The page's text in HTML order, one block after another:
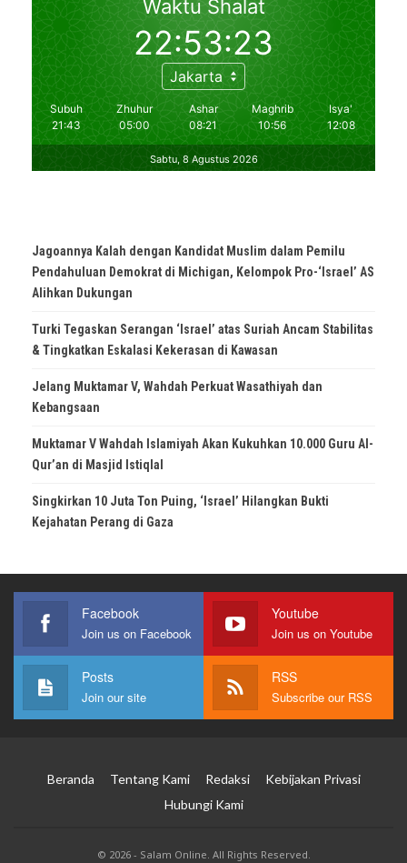
Jagoannya Kalah dengan Kandidat Muslim dalam Pemilu
Pendahuluan Demokrat di Michigan, Kelompok Pro-‘Israel’ AS
Alihkan Dukungan
Turki Tegaskan Serangan ‘Israel’ atas Suriah Ancam Stabilitas
& Tingkatkan Eskalasi Kekerasan di Kawasan
Jelang Muktamar V, Wahdah Perkuat Wasathiyah dan
Kebangsaan
Muktamar V Wahdah Islamiyah Akan Kukuhkan 10.000 Guru Al-
Qur’an di Masjid Istiqlal
Singkirkan 10 Juta Ton Puing, ‘Israel’ Hilangkan Bukti
Kejahatan Perang di Gaza
Facebook
Join us on Facebook
Youtube
Join us on Youtube
Posts
Join our site
RSS
Subscribe our RSS
Beranda Tentang Kami Redaksi
Kebijakan Privasi
Hubungi Kami
© 2026 - Salam Online. All Rights Reserved.